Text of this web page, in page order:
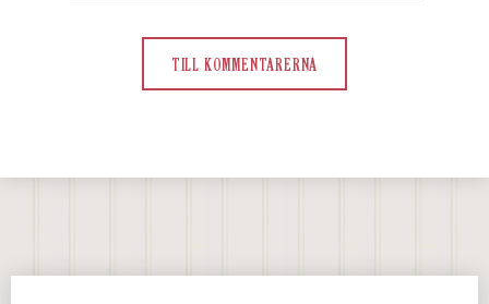
TILL KOMMENTARERNA